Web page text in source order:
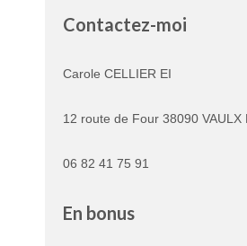
Contactez-moi
Carole CELLIER EI
12 route de Four 38090 VAULX
06 82 41 75 91
En bonus